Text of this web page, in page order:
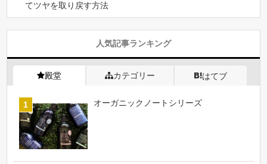
てツヤを取り戻す方法
人気記事ランキング
殿堂 カテゴリー はてブ
オーガニックノートシリーズ